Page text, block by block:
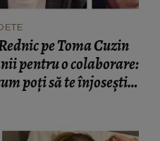
pe Toma Cuzin
pentru o colaborare:
poți să te înjosești